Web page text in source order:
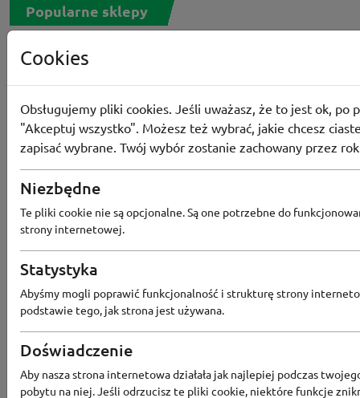
Popularne sklepy
RTV EURO AGD
MEDIA EXPERT
EOBUWIE
KOMPUTRONIK
BORN2BE
KOMFORT CCC SMYK
LOUNGE BY ZALANDO
ALLEGRO
SHEIN
ERLI ANSWEAR 4F OLEOLE!
NOTINO
LIDL
ZNAK
RENEE
Cookies
Obsługujemy pliki cookies. Jeśli uważasz, że to jest ok, po
"Akceptuj wszystko". Możesz też wybrać, jakie chcesz
zapisać wybrane. Twój wybór zostanie zachowany przez
Niezbędne
Te pliki cookie nie są opcjonalne. Są one potrzebne do
strony internetowej.
Statystyka
Abyśmy mogli poprawić funkcjonalność i strukturę strony
podstawie tego, jak strona jest używana.
Doświadczenie
Aby nasza strona internetowa działała jak najlepiej podczas
pobytu na niej. Jeśli odrzucisz te pliki cookie, niektóre funkcje